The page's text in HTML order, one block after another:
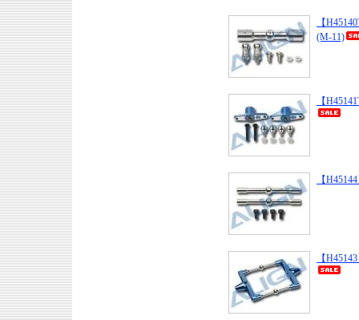
【
(M-11)
【
【
【